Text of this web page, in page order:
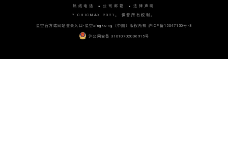
热线电话 公司邮箱 法律声明
? CHICMAX 2021。 保留所有权利。
星空官方端网站登录入口-星空xingkong（中国）版权所有 沪ICP备15047150号-3
沪公网安备 31010702006915号